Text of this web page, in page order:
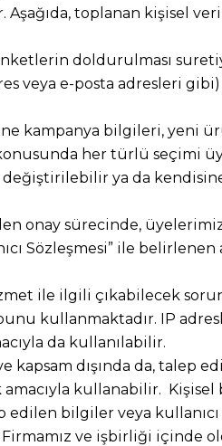
toplanan kişisel
doldurulması
veya e-posta adresleri gibi)
kampanya bilgileri, yeni
her türlü seçimi
ya da
onay sürecinde,
Sözleşmesi” ile
ile ilgili çıkabilecek
kullanmaktadır. IP
da kullanılabilir.
kapsam dışında da,
kullanabilir.
bilgiler veya
ve işbirliği içinde